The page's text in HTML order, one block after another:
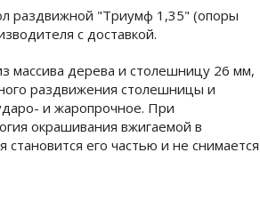
раздвижной "Триумф 1,35" (опоры
с доставкой.
массива дерева и столешницу 26 мм,
раздвижения столешницы и
и жаропрочное. При
окрашивания вжигаемой в
становится его частью и не снимается